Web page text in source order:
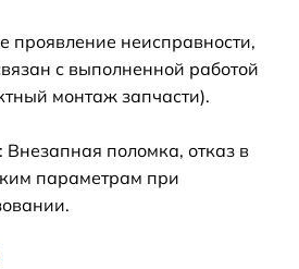
проявление неисправности,
с выполненной работой
монтаж запчасти).
поломка, отказ в
параметрам при